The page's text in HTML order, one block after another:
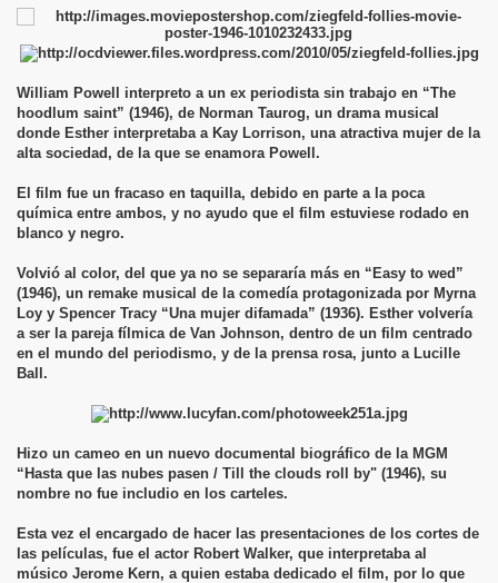
William Powell interpreto a un ex periodista sin trabajo en “The
hoodlum saint” (1946), de Norman Taurog, un drama musical
donde Esther interpretaba a Kay Lorrison, una atractiva mujer de la
alta sociedad, de la que se enamora Powell.
El film fue un fracaso en taquilla, debido en parte a la poca
química entre ambos, y no ayudo que el film estuviese rodado en
blanco y negro.
Volvió al color, del que ya no se separaría más en “Easy to wed”
(1946), un remake musical de la comedía protagonizada por Myrna
Loy y Spencer Tracy “Una mujer difamada” (1936). Esther volvería
a ser la pareja fílmica de Van Johnson, dentro de un film centrado
en el mundo del periodismo, y de la prensa rosa, junto a Lucille
Ball.
Hizo un cameo en un nuevo documental biográfico de la MGM
“Hasta que las nubes pasen / Till the clouds roll by" (1946), su
nombre no fue includio en los carteles.
Esta vez el encargado de hacer las presentaciones de los cortes de
las películas, fue el actor Robert Walker, que interpretaba al
músico Jerome Kern, a quien estaba dedicado el film, por lo que